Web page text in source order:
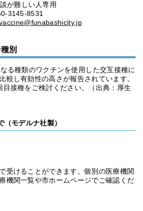
が難しい人専用
3145-8531
別
る種類のワクチンを使用した交互接種に
較し有効性の高さが報告されています。
接種をご検討ください。（出典：厚生
モデルナ社製）
受けることができます。個別の医療機関
機関一覧や市ホームページでご確認くだ